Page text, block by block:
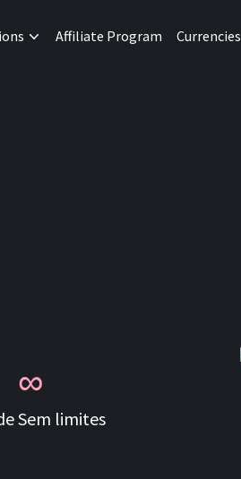
Affiliate Program Currencies
∞
Sem limites